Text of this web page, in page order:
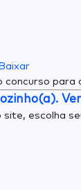
Baixar
concurso para
escolha